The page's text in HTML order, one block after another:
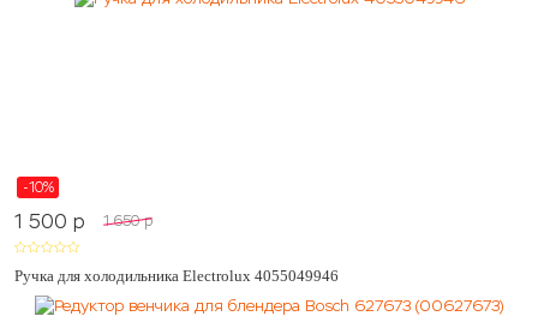
-10%
1 500 p 1 650 p
Ручка для холодильника Electrolux 4055049946